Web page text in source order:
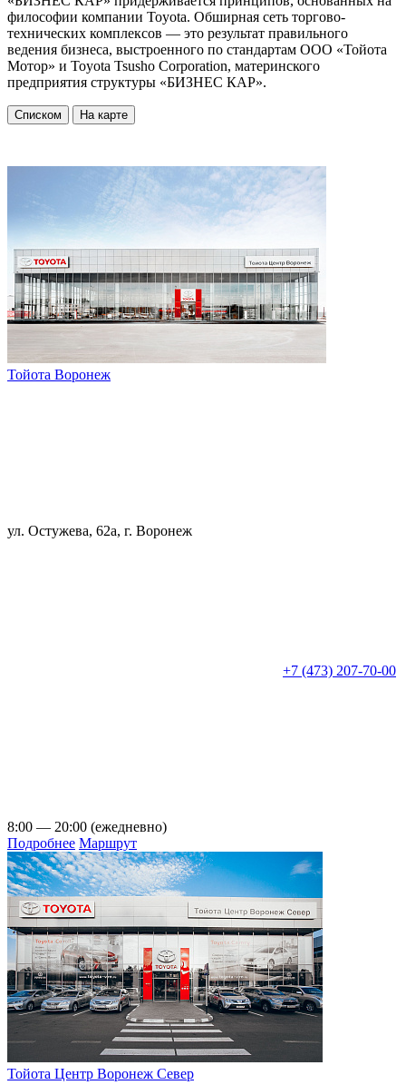
философии компании Toyota. Обширная сеть торгово-
технических комплексов — это результат правильного
ведения бизнеса, выстроенного по стандартам ООО «Тойота
Мотор» и Toyota Tsusho Corporation, материнского
предприятия структуры «БИЗНЕС КАР».
Списком На карте
Тойота Воронеж
ул. Остужева, 62а, г. Воронеж
+7 (473) 207-70-00
8:00 — 20:00 (ежедневно)
Подробнее Маршрут
Тойота Центр Воронеж Север